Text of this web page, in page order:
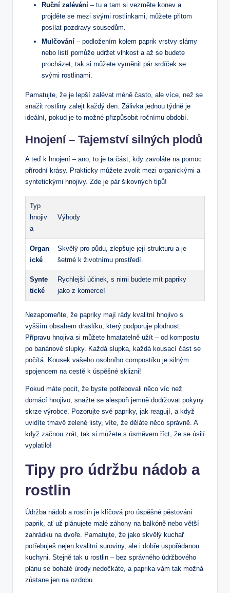
Ruční zalévání – tu a tam si vezměte konev a
projděte se mezi svými rostlinkami, můžete přitom
posílat pozdravy sousedům.
Mulčování – podložením kolem paprik vrstvy slámy
nebo listí pomůže udržet vlhkost a až se budete
procházet, tak si můžete vyměnit pár srdíček se
svými rostlinami.
Pamatujte, že je lepší zalévat méně často, ale více, než se
snažit rostliny zalejt každý den. Zálivka jednou týdně je
ideální, pokud je to možné přizpůsobit ročnímu období.
Hnojení – Tajemství silných plodů
A teď k hnojení – ano, to je ta část, kdy zavoláte na pomoc
přírodní krásy. Prakticky můžete zvolit mezi organickými a
syntetickými hnojivy. Zde je pár šikovných tipů!
Typ
hnojiv
a
Výhody
Organ
ické
Skvělý pro půdu, zlepšuje její strukturu a je
šetrné k životnímu prostředí.
Synte
tické
Rychlejší účinek, s nimi budete mít papriky
jako z komerce!
Nezapomeňte, že papriky mají rády kvalitní hnojivo s
vyšším obsahem draslíku, který podporuje plodnost.
Přípravu hnojiva si můžete hmatatelně užít – od kompostu
po banánové slupky. Každá slupka, každá kousací část se
počítá. Kousek vašeho osobního compostíku je silným
spojencem na cestě k úspěšné sklizni!
Pokud máte pocit, že byste potřebovali něco víc než
domácí hnojivo, snažte se alespoň jemně dodržovat pokyny
skrze výrobce. Pozorujte své papriky, jak reagují, a když
uvidíte tmavě zelené listy, víte, že děláte něco správně. A
když začnou zrát, tak si můžete s úsměvem říct, že se úsilí
vyplatilo!
Tipy pro údržbu nádob a
rostlin
Údržba nádob a rostlin je klíčová pro úspěšné pěstování
paprik, ať už plánujete malé záhony na balkóně nebo větší
zahrádku na dvoře. Pamatujte, že jako skvělý kuchař
potřebuješ nejen kvalitní suroviny, ale i dobře uspořádanou
kuchyni. Stejně tak u rostlin – bez správného údržbového
plánu se bohaté úrody nedočkáte, a paprika vám tak možná
zůstane jen na ozdobu.